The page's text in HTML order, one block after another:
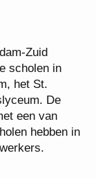
Zuid
scholen in
het St.
De
een van
hebben in